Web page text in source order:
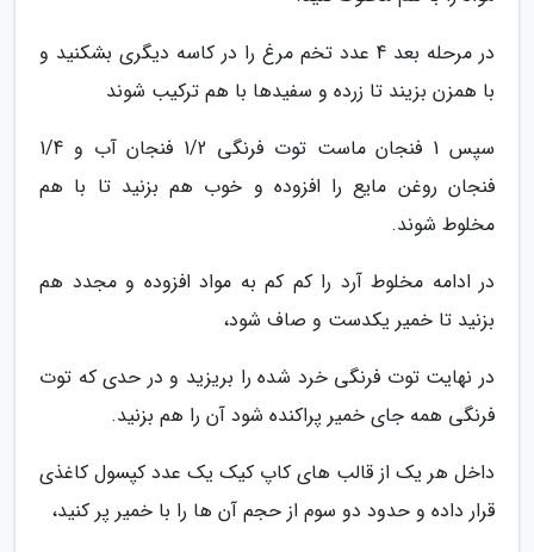
در مرحله بعد 4 عدد تخم مرغ را در کاسه دیگری بشکنید و
با همزن بزیند تا زرده و سفیدها با هم ترکیب شوند
سپس 1 فنجان ماست توت فرنگی 1/2 فنجان آب و 1/4
فنجان روغن مایع را افزوده و خوب هم بزنید تا با هم
مخلوط شوند.
در ادامه مخلوط آرد را کم کم به مواد افزوده و مجدد هم
بزنید تا خمیر یکدست و صاف شود،
در نهایت توت فرنگی خرد شده را بریزید و در حدی که توت
فرنگی همه جای خمیر پراکنده شود آن را هم بزنید.
داخل هر یک از قالب های کاپ کیک یک عدد کپسول کاغذی
قرار داده و حدود دو سوم از حجم آن ها را با خمیر پر کنید،